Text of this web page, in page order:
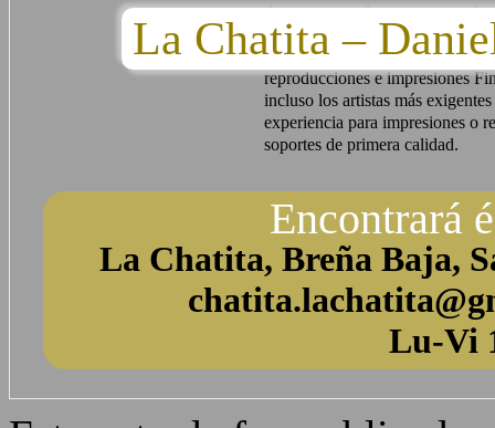
La Chatita –
de manera totalmente artesanal
diseños propios. A la vez, ha
digitales y se ha convertido en
reproducciones e impresiones
incluso los artistas más
experiencia para impresiones o
soportes de primera calidad.
Encontrará
La Chatita, Breña Baja,
Lu-Vi